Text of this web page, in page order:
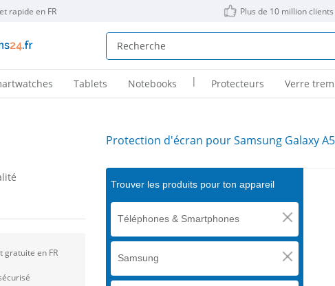
rapide en FR Plus de 10 million
Tablets Notebooks | Protecteurs Verre
gratuite en FR
Protection d'écran pour Samsung Galaxy
Trouver les produits pour ton appareil
Téléphones & Smartphones
Samsung